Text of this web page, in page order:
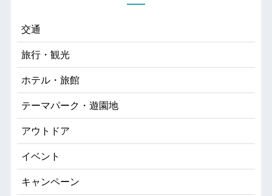
交通
旅行・観光
ホテル・旅館
テーマパーク・遊園地
アウトドア
イベント
キャンペーン